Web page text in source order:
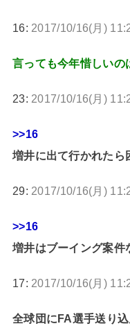
16: 2017/10/16(月)
言っても今年惜しいの
23: 2017/10/16(月)
>>16
増井に出て行かれたら
29: 2017/10/16(月)
>>16
増井はブーイング案件
17: 2017/10/16(月)
全球団にFA選手送り